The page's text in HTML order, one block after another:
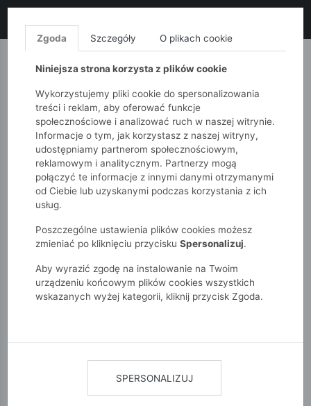
MONNARI QUIOSQUE
51015kids Chłopcy 7-12 lat Akcesoria
AKCESORIA
POKAŻ FILTRY
Zgoda Szczegóły O plikach cookie
Niniejsza strona korzysta z plików cookie
Wykorzystujemy pliki cookie do spersonalizowania
treści i reklam, aby oferować funkcje
społecznościowe i analizować ruch w naszej witrynie.
Informacje o tym, jak korzystasz z naszej witryny,
udostępniamy partnerom społecznościowym,
reklamowym i analitycznym. Partnerzy mogą
połączyć te informacje z innymi danymi otrzymanymi
od Ciebie lub uzyskanymi podczas korzystania z ich
usług.
Poszczególne ustawienia plików cookies możesz
zmieniać po kliknięciu przycisku Spersonalizuj.
Aby wyrazić zgodę na instalowanie na Twoim
urządzeniu końcowym plików cookies wszystkich
wskazanych wyżej kategorii, kliknij przycisk Zgoda.
SPERSONALIZUJ